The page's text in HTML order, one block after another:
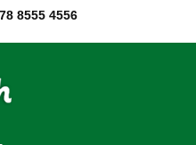
8555 4556